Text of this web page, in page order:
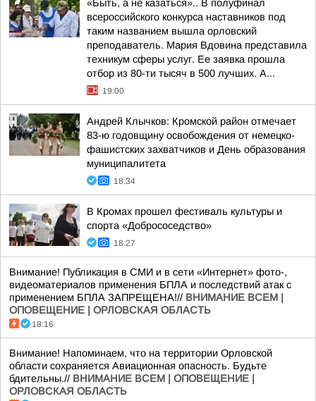
«Быть, а не казаться».. В полуфинал
всероссийского конкурса наставников под
таким названием вышла орловский
преподаватель. Мария Вдовина представила
техникум сферы услуг. Ее заявка прошла
отбор из 80-ти тысяч в 500 лучших. А...
19:00
Андрей Клычков: Кромской район отмечает
83-ю годовщину освобождения от немецко-
фашистских захватчиков и День образования
муниципалитета
18:34
В Кромах прошел фестиваль культуры и
спорта «Добрососедство»
18:27
Внимание! Публикация в СМИ и в сети «Интернет» фото-,
видеоматериалов применения БПЛА и последствий атак с
применением БПЛА ЗАПРЕЩЕНА!// ВНИМАНИЕ ВСЕМ |
ОПОВЕЩЕНИЕ | ОРЛОВСКАЯ ОБЛАСТЬ
18:16
Внимание! Напоминаем, что на территории Орловской
области сохраняется Авиационная опасность. Будьте
бдительны.// ВНИМАНИЕ ВСЕМ | ОПОВЕЩЕНИЕ |
ОРЛОВСКАЯ ОБЛАСТЬ